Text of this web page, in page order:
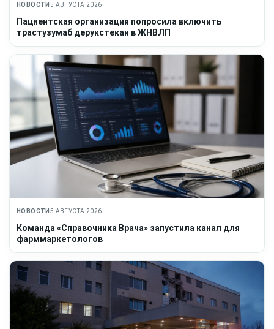
НОВОСТИ 5 АВГУСТА 2026
Пациентская организация попросила включить
трастузумаб дерукстекан в ЖНВЛП
НОВОСТИ 5 АВГУСТА 2026
Команда «Справочника Врача» запустила канал для
фарммаркетологов